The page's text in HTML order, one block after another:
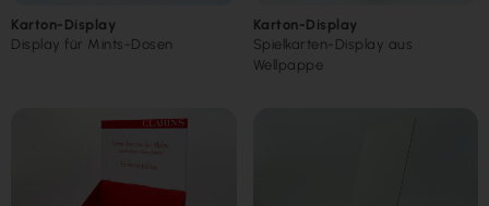
Karton-Display
Display für Mints-Dosen
Karton-Display
Spielkarten-Display aus
Wellpappe